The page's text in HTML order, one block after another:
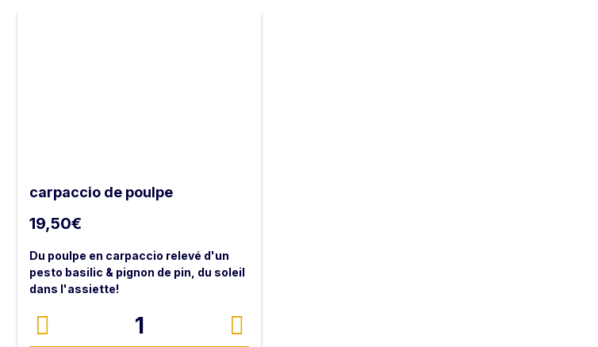
carpaccio de poulpe
19,50€
Du poulpe en carpaccio relevé d'un
pesto basilic & pignon de pin, du soleil
dans l'assiette!
1